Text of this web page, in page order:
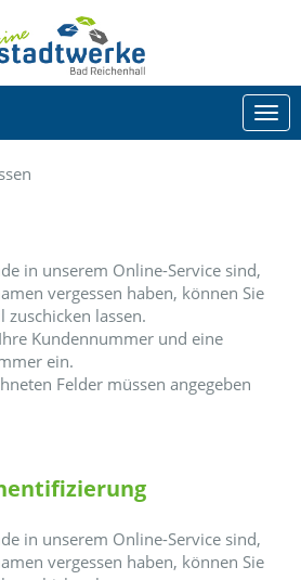
in unserem Online-Service sind,
vergessen haben, können Sie
zuschicken lassen.
Kundennummer und eine
ein.
Felder müssen angegeben
in unserem Online-Service sind,
vergessen haben, können Sie